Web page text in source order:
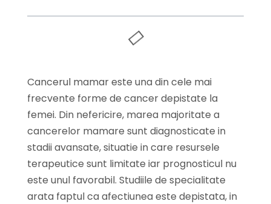
Cancerul mamar este una din cele mai
frecvente forme de cancer depistate la
femei. Din nefericire, marea majoritate a
cancerelor mamare sunt diagnosticate in
stadii avansate, situatie in care resursele
terapeutice sunt limitate iar prognosticul nu
este unul favorabil. Studiile de specialitate
arata faptul ca afectiunea este depistata, in